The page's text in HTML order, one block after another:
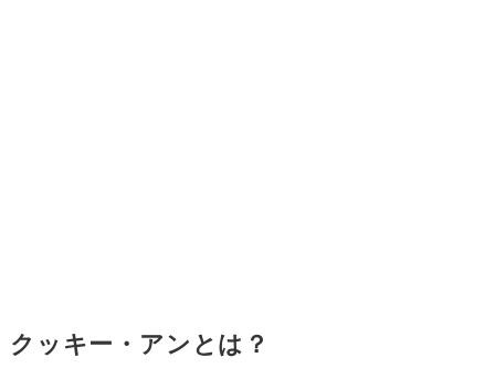
クッキー・アンとは？